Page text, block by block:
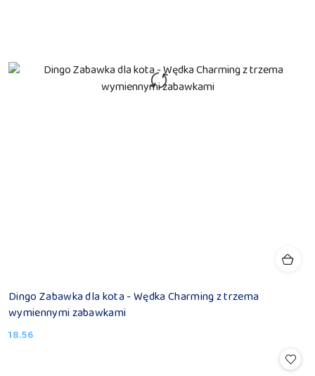
Dingo Zabawka dla kota - Wędka Charming z trzema
wymiennymi zabawkami
Cena:
18.56